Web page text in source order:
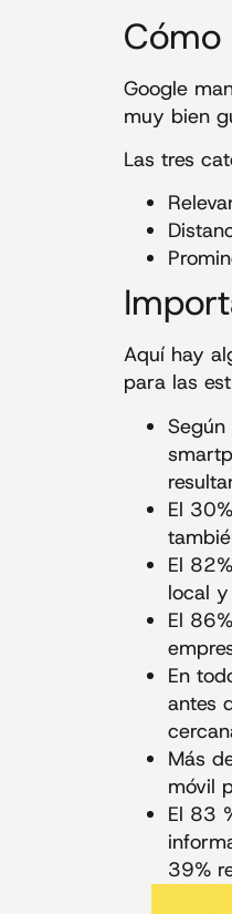
Google
muy bien
Las tres
Aquí hay
para las
El
El
local
El
En
antes
Más
móvil
El 83
39%